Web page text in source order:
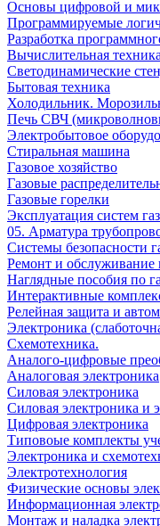
Основы цифровой и
Программируемые
Разработка
Вычислительная техника
Светодинамические
Бытовая техника
Холодильник.
Печь СВЧ
Электробытовое
Стиральная машина
Газовое хозяйство
Газовые
Газовые горелки
Эксплуатация систем
05. Арматура
Системы безопасности
Ремонт и обслуживание
Наглядные пособия по
Интерактивные
Релейная защита и
Электроника
Схемотехника.
Аналого-цифровые
Аналоговая электроника
Cиловая электроника
Cиловая электроника и
Цифровая электроника
Типовоые комплекты
Электроника и
Электротехнология
Физические основы
Информационная
Монтаж и наладка